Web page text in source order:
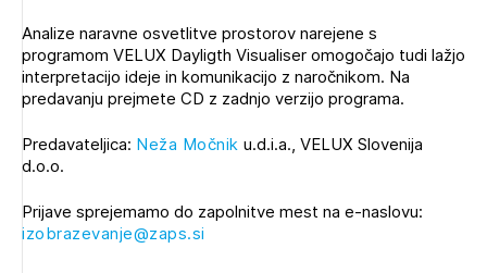
Analize naravne osvetlitve prostorov narejene s
programom VELUX Dayligth Visualiser omogočajo tudi lažjo
interpretacijo ideje in komunikacijo z naročnikom. Na
predavanju prejmete CD z zadnjo verzijo programa.
Predavateljica: Neža Močnik u.d.i.a., VELUX Slovenija
d.o.o.
Prijave sprejemamo do zapolnitve mest na e-naslovu:
izobrazevanje@zaps.si